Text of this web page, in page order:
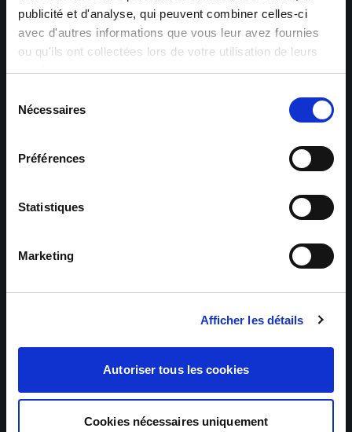
publicité et d'analyse, qui peuvent combiner celles-ci
avec d'autres informations que vous leur avez fournies
ou qu'ils ont collectées lors de votre utilisation de leurs
services.
Nécessaires
Préférences
Statistiques
Marketing
Afficher les détails
Autoriser tous les cookies
Cookies nécessaires uniquement